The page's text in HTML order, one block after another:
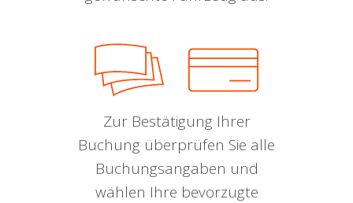
Zur Bestätigung Ihrer
Buchung überprüfen Sie alle
Buchungsangaben und
wählen Ihre bevorzugte